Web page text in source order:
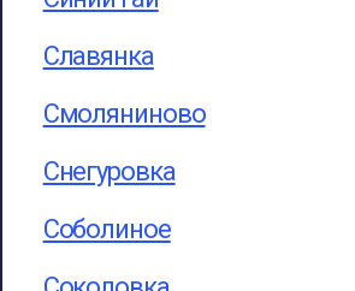
Славянка
Смоляниново
Снегуровка
Соболиное